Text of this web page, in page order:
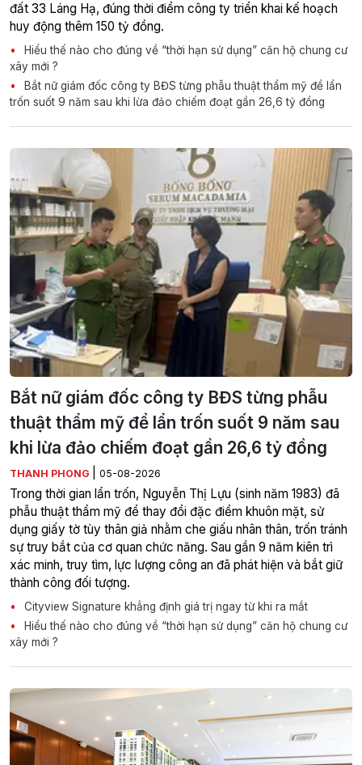
đất 33 Láng Hạ, đúng thời điểm công ty triển khai kế hoạch
huy động thêm 150 tỷ đồng.
Hiểu thế nào cho đúng về “thời hạn sử dụng” căn hộ chung cư
xây mới ?
Bắt nữ giám đốc công ty BĐS từng phẫu thuật thẩm mỹ để lẩn
trốn suốt 9 năm sau khi lừa đảo chiếm đoạt gần 26,6 tỷ đồng
Bắt nữ giám đốc công ty BĐS từng phẫu
thuật thẩm mỹ để lẩn trốn suốt 9 năm sau
khi lừa đảo chiếm đoạt gần 26,6 tỷ đồng
THANH PHONG 05-08-2026
Trong thời gian lẩn trốn, Nguyễn Thị Lựu (sinh năm 1983) đã
phẫu thuật thẩm mỹ để thay đổi đặc điểm khuôn mặt, sử
dụng giấy tờ tùy thân giả nhằm che giấu nhân thân, trốn tránh
sự truy bắt của cơ quan chức năng. Sau gần 9 năm kiên trì
xác minh, truy tìm, lực lượng công an đã phát hiện và bắt giữ
thành công đối tượng.
Cityview Signature khẳng định giá trị ngay từ khi ra mắt
Hiểu thế nào cho đúng về “thời hạn sử dụng” căn hộ chung cư
xây mới ?